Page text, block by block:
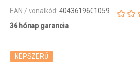
EAN / vonalkód: 4043619601059
36 hónap garancia
NÉPSZERŰ